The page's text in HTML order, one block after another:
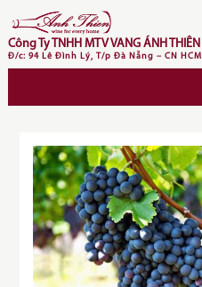
to
content
Công Ty TNHH MTV VANG ÁNH THIÊN
Đ/c: 94 Lê Đình Lý, T/p Đà Nẵng – CN HCM